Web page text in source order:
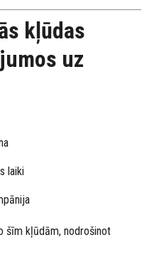
kļūdas
uz
laiki
šīm kļūdām, nodrošinot